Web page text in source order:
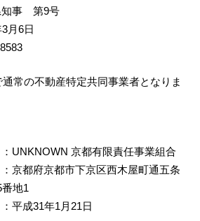
知事 第9号
月6日
常の不動産特定共同事業者となりま
京都有限責任事業組合
府京都市下京区西木屋町通五条
地1
平成31年1月21日